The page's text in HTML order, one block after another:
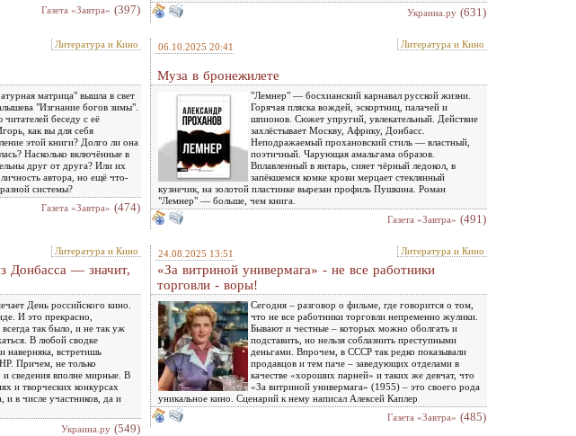
Газета «Завтра» (397)
Украина.ру (631)
Литература и Кино
матрица" вышла в свет
"Изгнание богов зимы".
беседу с её
как вы для себя
этой книги? Долго ли она
Насколько включённые в
друг от друга? Или их
автора, но ещё что-
системы?
Газета «Завтра» (474)
06.10.2025 20:41 Литература и Кино
Муза в бронежилете
"Лемнер" — босхианский карнавал русской жизни.
Горячая пляска вождей, эскортниц, палачей и
шпионов. Сюжет упругий, увлекательный. Действие
захлёстывает Москву, Африку, Донбасс.
Неподражаемый прохановский стиль — властный,
поэтичный. Чарующая амальгама образов.
Вплавленный в янтарь, сияет чёрный ледокол, в
запёкшемся комке крови мерцает стеклянный
кузнечик, на золотой пластинке вырезан профиль Пушкина. Роман
"Лемнер" — больше, чем книга.
Газета «Завтра» (491)
Литература и Кино
Донбасса — значит,
День российского кино.
И это прекрасно,
так было, и не так уж
В любой сводке
наверняка, встретишь
Причем, не только
сведения вполне мирные. В
и творческих конкурсах
в числе участников, да и
Украина.ру (549)
24.08.2025 13:51 Литература и Кино
«За витриной универмага» - не все работники
торговли - воры!
Сегодня – разговор о фильме, где говорится о том,
что не все работники торговли непременно жулики.
Бывают и честные – которых можно оболгать и
подставить, но нельзя соблазнить преступными
деньгами. Впрочем, в СССР так редко показывали
продавцов и тем паче – заведующих отделами в
качестве «хороших парней» и таких же девчат, что
«За витриной универмага» (1955) – это своего рода
уникальное кино. Сценарий к нему написал Алексей Каплер
Газета «Завтра» (485)